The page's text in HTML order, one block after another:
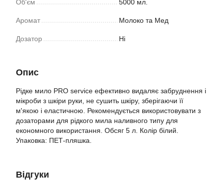
Об'єм 5000 мл.
Аромат Молоко та Мед
Дозатор Ні
Опис
Рідке мило PRO service ефективно видаляє забруднення і
мікроби з шкіри руки, не сушить шкіру, зберігаючи її
м'якою і еластичною. Рекомендується використовувати з
дозаторами для рідкого мила наливного типу для
економного використання. Обсяг 5 л. Колір білий.
Упаковка: ПЕТ-пляшка.
Відгуки